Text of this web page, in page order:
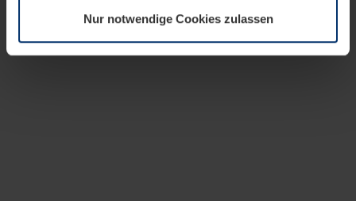
Datenschutzerklärungunserer Website ändern oder
widerrufen.
Nur notwendige Cookies zulassen